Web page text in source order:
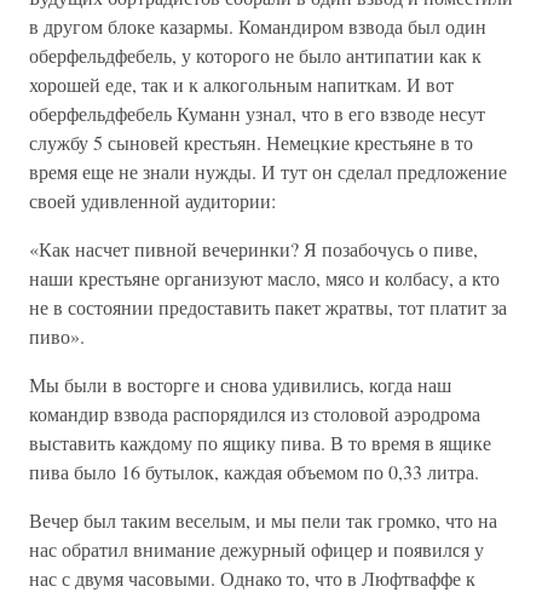
в другом блоке казармы. Командиром взвода был один
оберфельдфебель, у которого не было антипатии как к
хорошей еде, так и к алкогольным напиткам. И вот
оберфельдфебель Куманн узнал, что в его взводе несут
службу 5 сыновей крестьян. Немецкие крестьяне в то
время еще не знали нужды. И тут он сделал предложение
своей удивленной аудитории:
«Как насчет пивной вечеринки? Я позабочусь о пиве,
наши крестьяне организуют масло, мясо и колбасу, а кто
не в состоянии предоставить пакет жратвы, тот платит за
пиво».
Мы были в восторге и снова удивились, когда наш
командир взвода распорядился из столовой аэродрома
выставить каждому по ящику пива. В то время в ящике
пива было 16 бутылок, каждая объемом по 0,33 литра.
Вечер был таким веселым, и мы пели так громко, что на
нас обратил внимание дежурный офицер и появился у
нас с двумя часовыми. Однако то, что в Люфтваффе к